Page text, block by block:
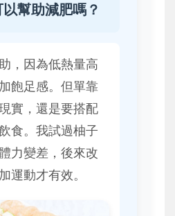
幫助減肥嗎？
，因為低熱量高
飽足感。但單靠
實，還是要搭配
食。我試過柚子
力變差，後來改
運動才有效。